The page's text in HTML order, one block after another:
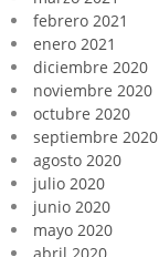
febrero 2021
enero 2021
diciembre 2020
noviembre 2020
octubre 2020
septiembre 2020
agosto 2020
julio 2020
junio 2020
mayo 2020